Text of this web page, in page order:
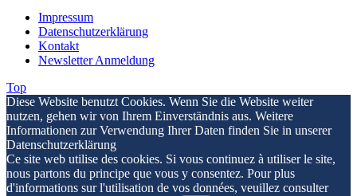
Impressum
Datenschutzerklärung
Kontakt
Newsletter Anmeldung
Top
Diese Website benutzt Cookies. Wenn Sie die Website weiter
nutzen, gehen wir von Ihrem Einverständnis aus. Weitere
Informationen zur Verwendung Ihrer Daten finden Sie in unserer
Datenschutzerklärung
Ce site web utilise des cookies. Si vous continuez à utiliser le site,
nous partons du principe que vous y consentez. Pour plus
d'informations sur l'utilisation de vos données, veuillez consulter